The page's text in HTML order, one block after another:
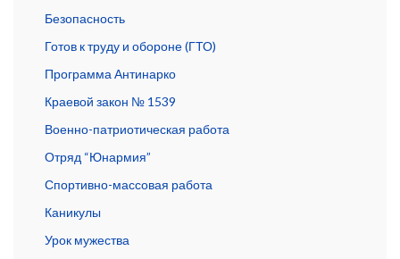
Безопасность
Готов к труду и обороне (ГТО)
Программа Антинарко
Краевой закон № 1539
Военно-патриотическая работа
Отряд “Юнармия”
Спортивно-массовая работа
Каникулы
Урок мужества